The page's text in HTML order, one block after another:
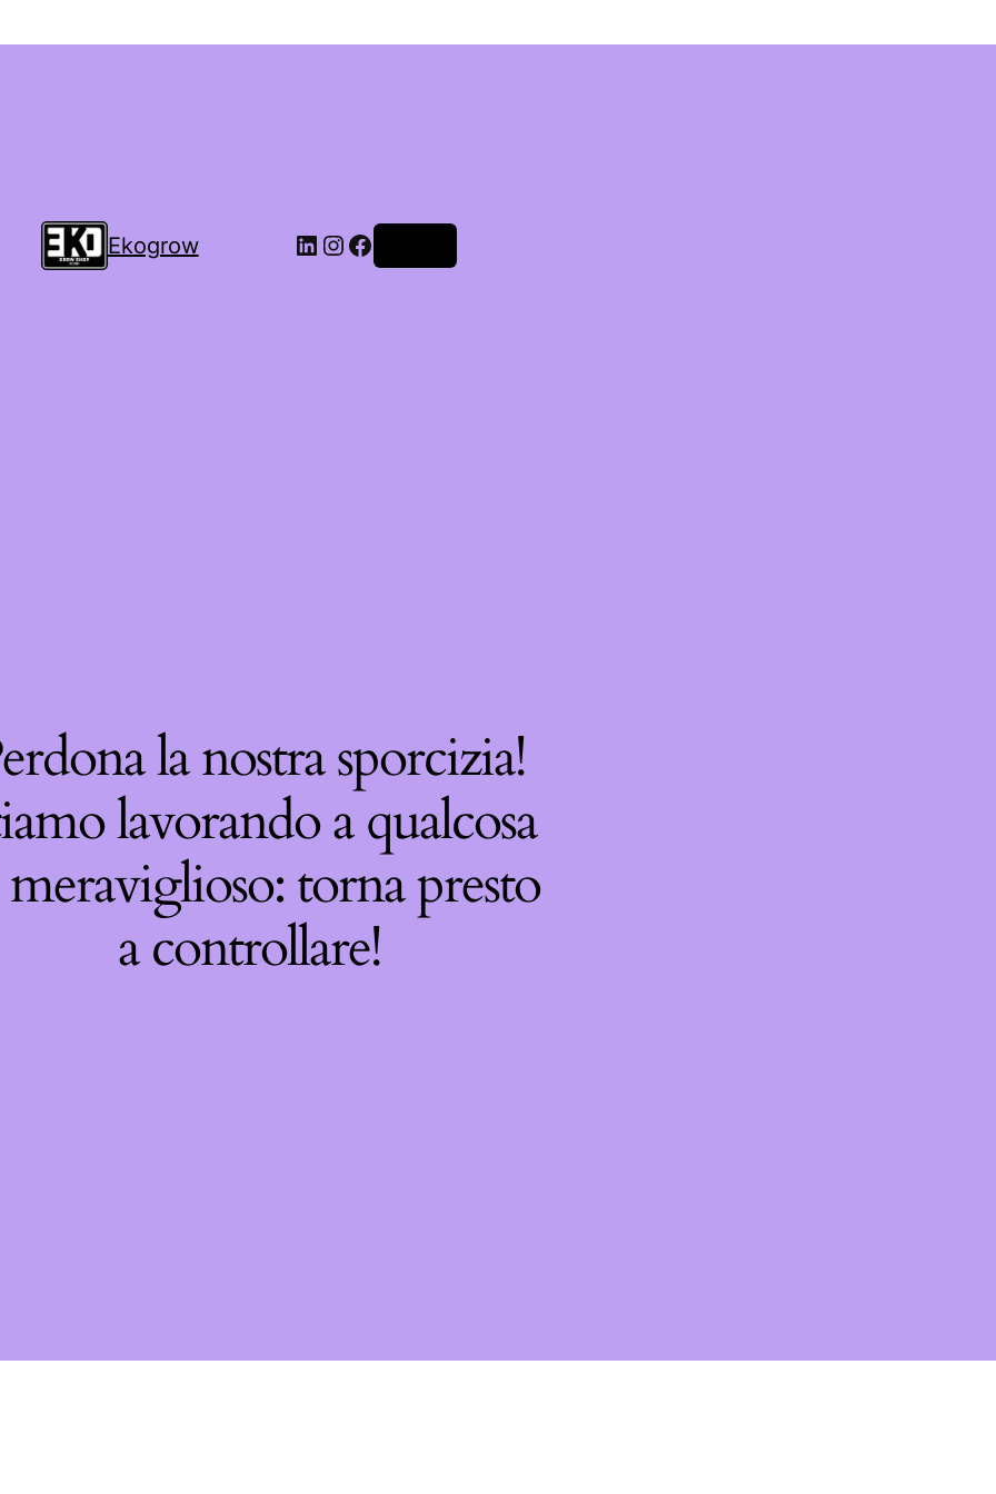
Ekogrow
la nostra sporcizia!
lavorando a qualcosa
torna presto
a controllare!